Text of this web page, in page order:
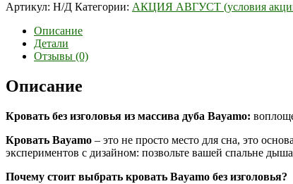
Артикул: Н/Д Категории: АКЦИЯ АВГУСТ (условия
Описание
Детали
Отзывы (0)
Описание
Кровать без изголовья из массива дуба Bayamo:
Кровать Bayamo – это не просто место для сна, это
экспериментов с дизайном: позвольте вашей спальне
Почему стоит выбрать кровать Bayamo без изголовья?